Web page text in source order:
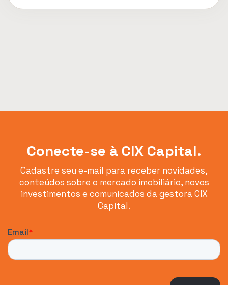
Conecte-se à CIX Capital.
Cadastre seu e-mail para receber novidades,
conteúdos sobre o mercado imobiliário, novos
investimentos e comunicados da gestora CIX
Capital.